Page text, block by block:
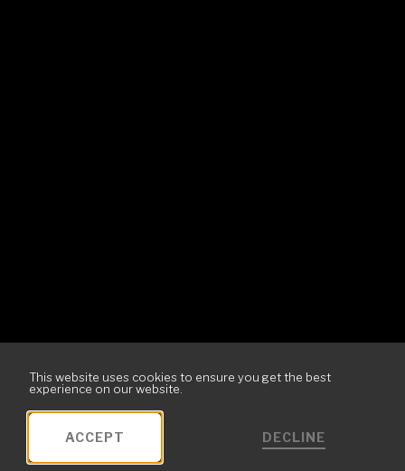
This website uses cookies to ensure you get the best
experience on our website.
ACCEPT DECLINE